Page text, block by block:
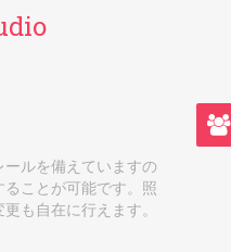
ルを備えていますの
ことが可能です。照
も自在に行えます。